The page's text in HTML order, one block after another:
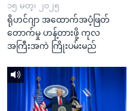
၁၅ မတ္၊ ၂၀၂၅
ရိုဟင်ဂျာ အထောက်အပံ့ဖြတ်
တောက်မှု ဟန့်တားဖို့ ကုလ
အကြီးအကဲ ကြိုးပမ်းမည်